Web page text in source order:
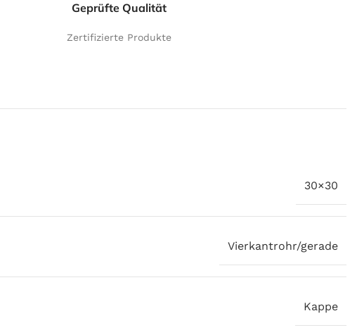
Geprüfte Qualität
Zertifizierte Produkte
30×30
Vierkantrohr/gerade
Kappe